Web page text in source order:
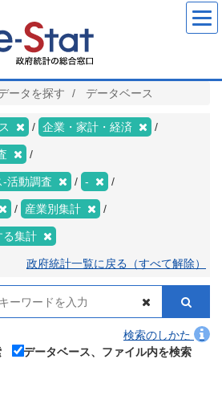
ータを探す データベース
企業・家計・経済
活動調査 -
産業別集計
る集計
政府統計一覧に戻る（すべて解除）
検索のしかた
データベース、ファイル内を検索